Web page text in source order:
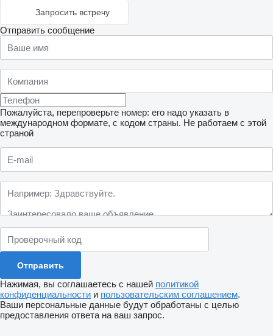
Запросить встречу
Отправить сообщение
Пожалуйста, перепроверьте номер: его надо указать в
международном формате, с кодом страны. Не работаем с этой
страной
Нажимая, вы соглашаетесь с нашей политикой
конфиденциальности и пользовательским соглашением.
Ваши персональные данные будут обработаны с целью
предоставления ответа на ваш запрос.